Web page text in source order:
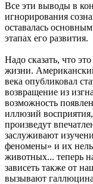
Все эти выводы в
игнорирования
оставалась
этапах его развития.
Надо сказать, что
жизни.
века опубликовал
возвращение из
возможность
иллюзий
произведут
заслуживают
феномены» и их
животных... теперь
зависеть также от
вызывают